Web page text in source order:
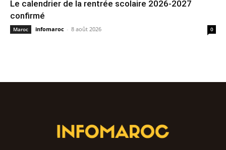
Le calendrier de la rentrée scolaire 2026-2027
confirmé
Maroc infomaroc - 8 août 2026 0